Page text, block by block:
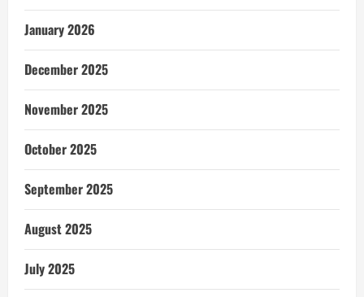
January 2026
December 2025
November 2025
October 2025
September 2025
August 2025
July 2025